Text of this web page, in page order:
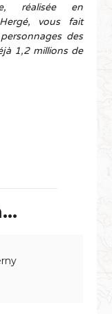
réalisée en
vous fait
des
1,2 millions de